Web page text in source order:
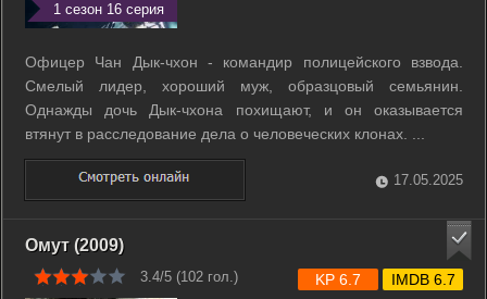
1 сезон 16 серия
Офицер Чан Дык-чхон - командир полицейского взвода.
Смелый лидер, хороший муж, образцовый семьянин.
Однажды дочь Дык-чхона похищают, и он оказывается
втянут в расследование дела о человеческих клонах. ...
17.05.2025
Омут (2009)
3.4/5 (102 гол.) KP 6.7 IMDB 6.7